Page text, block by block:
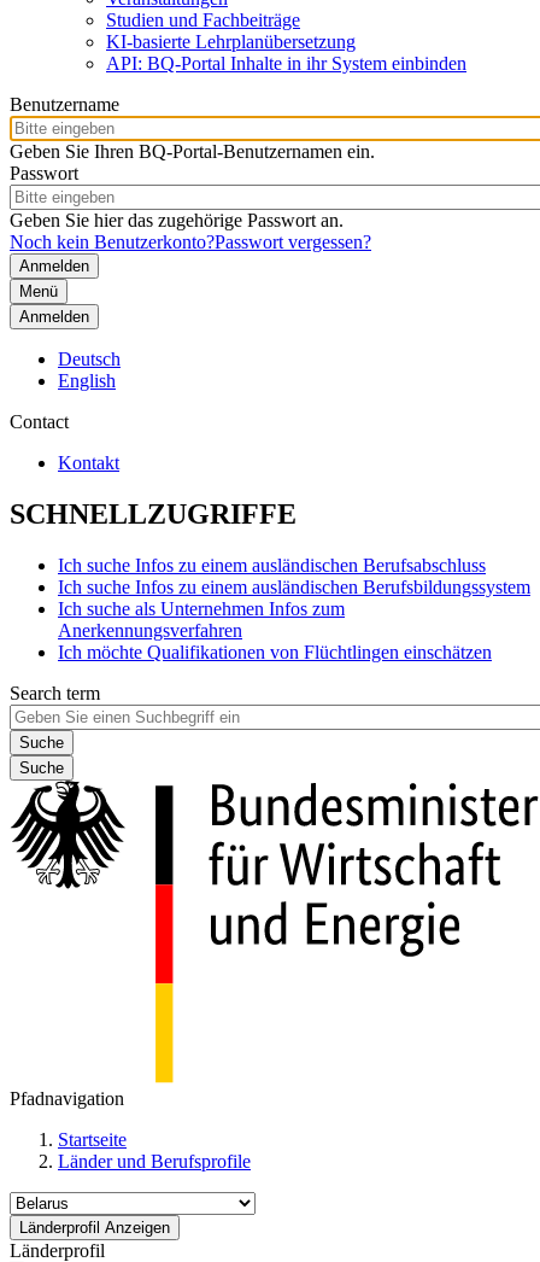
Studien und Fachbeiträge
KI-basierte Lehrplanübersetzung
API: BQ-Portal Inhalte in ihr System einbinden
Benutzername
Geben Sie Ihren BQ-Portal-Benutzernamen ein.
Passwort
Geben Sie hier das zugehörige Passwort an.
Noch kein Benutzerkonto?Passwort vergessen?
Menü
Anmelden
Deutsch
English
Contact
Kontakt
SCHNELLZUGRIFFE
Ich suche Infos zu einem ausländischen Berufsabschluss
Ich suche Infos zu einem ausländischen Berufsbildungssystem
Ich suche als Unternehmen Infos zum
Anerkennungsverfahren
Ich möchte Qualifikationen von Flüchtlingen einschätzen
Search term
Suche
Pfadnavigation
Startseite
Länder und Berufsprofile
Länderprofil